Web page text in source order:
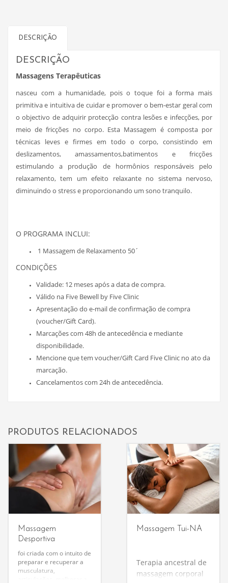
DESCRIÇÃO
DESCRIÇÃO
Massagens Terapêuticas
nasceu com a humanidade, pois o toque foi a forma mais
primitiva e intuitiva de cuidar e promover o bem-estar geral com
o objectivo de adquirir protecção contra lesões e infecções, por
meio de fricções no corpo. Esta Massagem é composta por
técnicas leves e firmes em todo o corpo, consistindo em
deslizamentos, amassamentos,batimentos e fricções
estimulando a produção de hormônios responsáveis pelo
relaxamento, tem um efeito relaxante no sistema nervoso,
diminuindo o stress e proporcionando um sono tranquilo.
O PROGRAMA INCLUI:
1 Massagem de Relaxamento 50´
CONDIÇÕES
Validade: 12 meses após a data de compra.
Válido na Five Bewell by Five Clinic
Apresentação do e-mail de confirmação de compra
(voucher/Gift Card).
Marcações com 48h de antecedência e mediante
disponibilidade.
Mencione que tem voucher/Gift Card Five Clinic no ato da
marcação.
Cancelamentos com 24h de antecedência.
PRODUTOS RELACIONADOS
Massagem
Desportiva
foi criada com o intuito de
preparar e recuperar a
musculatura,
Massagem Tui-NA
Terapia ancestral de
massagem corporal